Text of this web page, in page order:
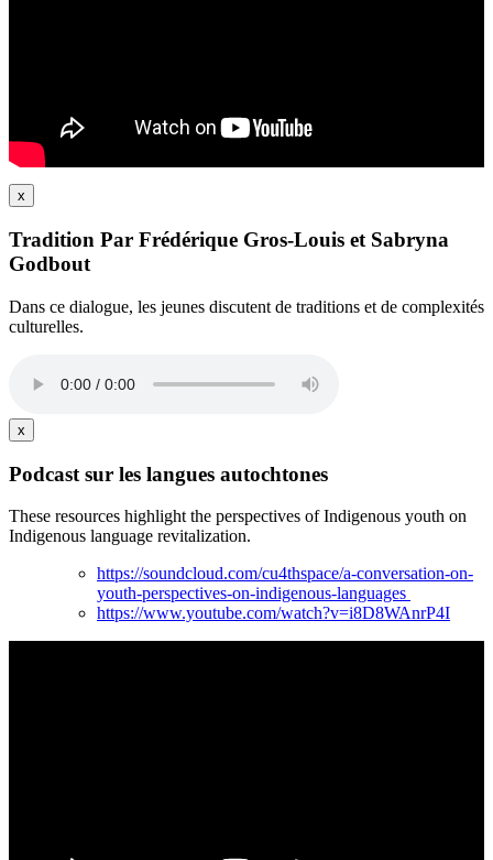
x
Tradition Par Frédérique Gros-Louis et Sabryna
Godbout
Dans ce dialogue, les jeunes discutent de traditions et de complexités
culturelles.
x
Podcast sur les langues autochtones
These resources highlight the perspectives of Indigenous youth on
Indigenous language revitalization.
https://soundcloud.com/cu4thspace/a-conversation-on-
youth-perspectives-on-indigenous-languages
https://www.youtube.com/watch?v=i8D8WAnrP4I